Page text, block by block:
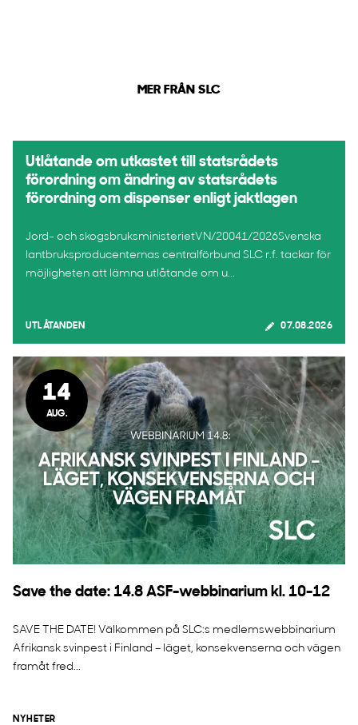
MER FRÅN SLC
Utlåtande om utkastet till statsrådets
förordning om ändring av statsrådets
förordning om dispenser enligt jaktlagen
Jord- och skogsbruksministerietVN/20041/2026Svenska
lantbruksproducenternas centralförbund SLC r.f. tackar för
möjligheten att lämna utlåtande om u...
UTLÅTANDEN 07.08.2026
14
AUG.
Save the date: 14.8 ASF-webbinarium kl. 10-12
SAVE THE DATE! Välkommen på SLC:s medlemswebbinarium
Afrikansk svinpest i Finland – läget, konsekvenserna och vägen
framåt fred...
NYHETER